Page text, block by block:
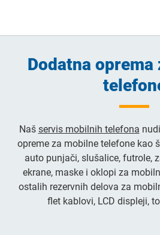
Dodatna oprema
Naš servis mobilnih telefona
opreme za mobilne telefone kao
auto punjači, slušalice, futrole,
ekrane, maske i oklopi za
ostalih rezervnih delova za
flet kablovi, LCD displeji,